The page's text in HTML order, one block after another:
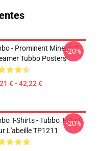
- Prominent Minecraft
Tubbo Posters
€ - 42,22 €
-20%
T-Shirts - Tubbo T-Shirt
L'abeille TP1211
-20%